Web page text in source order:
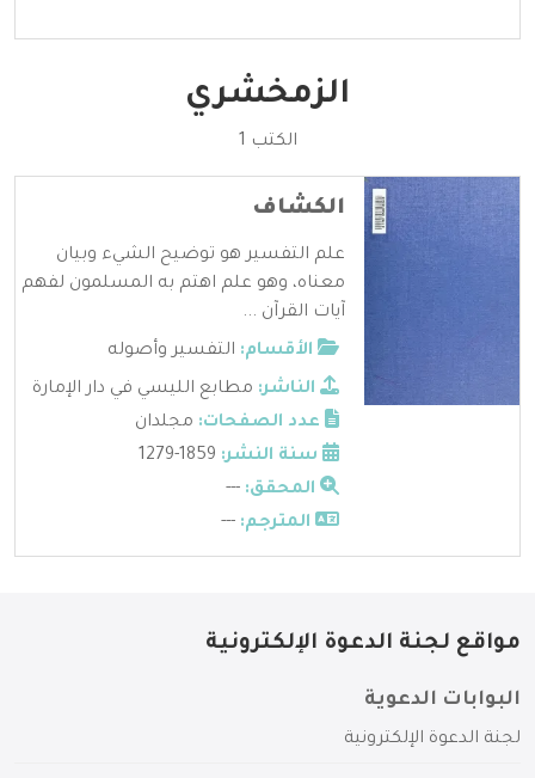
الزمخشري
الكتب 1
الكشاف
علم التفسير هو توضيح الشيء وبيان
معناه، وهو علم اهتم به المسلمون لفهم
آيات القرآن ...
الأقسام: التفسير وأصوله
الناشر: مطابع الليسي في دار الإمارة
عدد الصفحات: مجلدان
سنة النشر:
المحقق: ---
المترجم: ---
مواقع لجنة الدعوة الإلكترونية
البوابات الدعوية
لجنة الدعوة الإلكترونية